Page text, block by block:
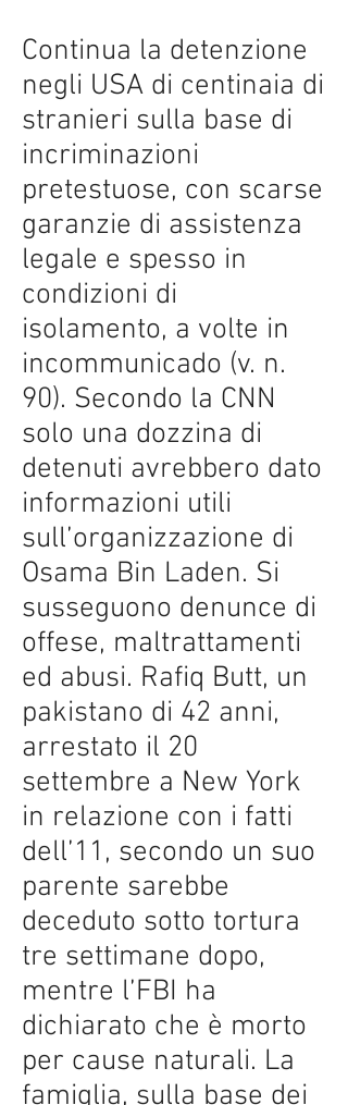
Continua la detenzione
negli USA di centinaia di
stranieri sulla base di
incriminazioni
pretestuose, con scarse
garanzie di assistenza
legale e spesso in
condizioni di
isolamento, a volte in
incommunicado (v. n.
90). Secondo la CNN
solo una dozzina di
detenuti avrebbero dato
informazioni utili
sull’organizzazione di
Osama Bin Laden. Si
susseguono denunce di
offese, maltrattamenti
ed abusi. Rafiq Butt, un
pakistano di 42 anni,
arrestato il 20
settembre a New York
in relazione con i fatti
dell’11, secondo un suo
parente sarebbe
deceduto sotto tortura
tre settimane dopo,
mentre l’FBI ha
dichiarato che è morto
per cause naturali. La
famiglia, sulla base dei